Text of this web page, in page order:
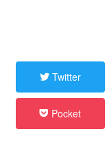
Twitter
Pocket